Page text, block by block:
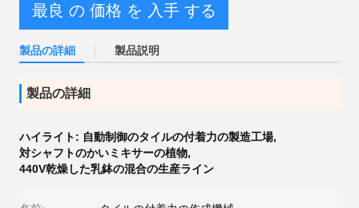
最良 の 価格 を 入手 する
製品の詳細 製品説明
製品の詳細
ハイライト: 自動制御のタイルの付着力の製造工場,
対シャフトのかいミキサーの植物,
440V乾燥した乳鉢の混合の生産ライン